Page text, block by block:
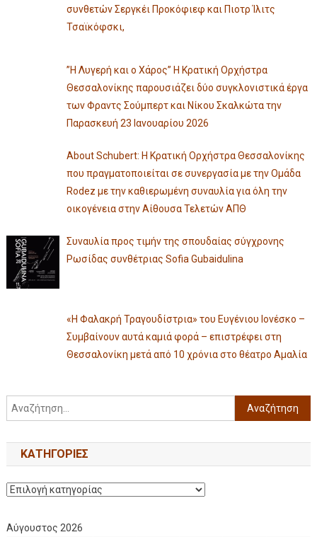
συνθετών Σεργκέι Προκόφιεφ και Πιοτρ Ίλιτς
Τσαϊκόφσκι,
”Η Λυγερή και ο Χάρος” Η Κρατική Ορχήστρα
Θεσσαλονίκης παρουσιάζει δύο συγκλονιστικά έργα
των Φραντς Σούμπερτ και Νίκου Σκαλκώτα την
Παρασκευή 23 Ιανουαρίου 2026
About Schubert: Η Κρατική Ορχήστρα Θεσσαλονίκης
που πραγματοποιείται σε συνεργασία με την Ομάδα
Rodez με την καθιερωμένη συναυλία για όλη την
οικογένεια στην Αίθουσα Τελετών ΑΠΘ
Συναυλία προς τιμήν της σπουδαίας σύγχρονης
Ρωσίδας συνθέτριας Sofia Gubaidulina
«Η Φαλακρή Τραγουδίστρια» του Ευγένιου Ιονέσκο –
Συμβαίνουν αυτά καμιά φορά – επιστρέφει στη
Θεσσαλονίκη μετά από 10 χρόνια στο θέατρο Αμαλία
KΑΤΗΓΟΡΊΕΣ
Αύγουστος 2026